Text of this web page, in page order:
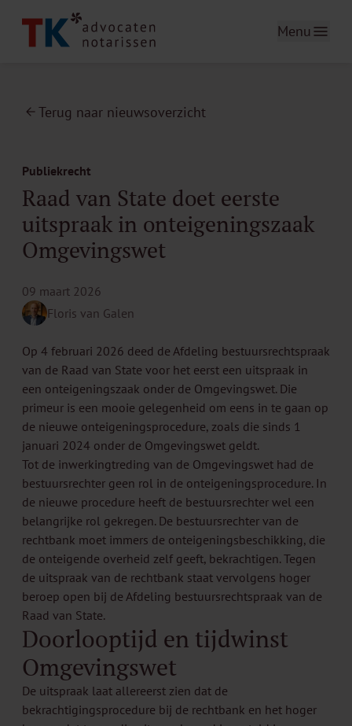
Menu
Terug naar nieuwsoverzicht
Publiekrecht
Raad van State doet eerste
uitspraak in onteigeningszaak
Omgevingswet
09 maart 2026
Floris van Galen
Op 4 februari 2026 deed de Afdeling bestuursrechtspraak
van de Raad van State voor het eerst een uitspraak in
een onteigeningszaak onder de Omgevingswet. Die
primeur is een mooie gelegenheid om eens in te gaan op
de nieuwe onteigeningsprocedure, zoals die sinds 1
januari 2024 onder de Omgevingswet geldt.
Tot de inwerkingtreding van de Omgevingswet had de
bestuursrechter geen rol in de onteigeningsprocedure. In
de nieuwe procedure heeft de bestuursrechter wel een
belangrijke rol gekregen. De bestuursrechter van de
rechtbank moet immers de onteigeningsbeschikking, die
de onteigende overheid zelf geeft, bekrachtigen. Tegen
de uitspraak van de rechtbank staat vervolgens hoger
beroep open bij de Afdeling bestuursrechtspraak van de
Raad van State.
Doorlooptijd en tijdwinst
Omgevingswet
De uitspraak laat allereerst zien dat de
bekrachtigingsprocedure bij de rechtbank en het hoger